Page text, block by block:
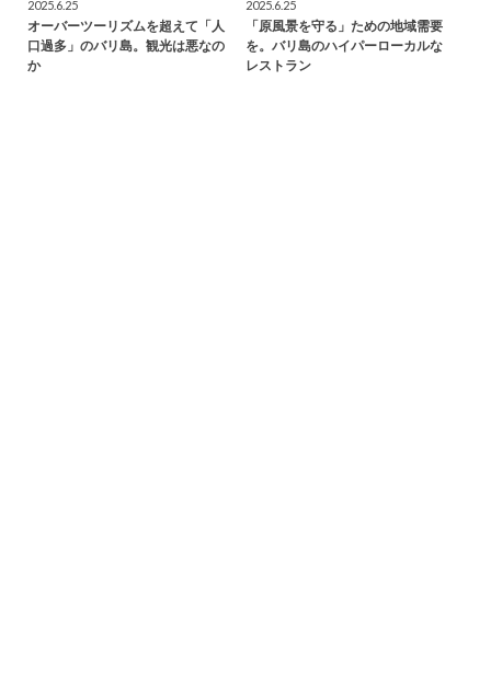
2025.6.25
オーバーツーリズムを超えて「人
口過多」のバリ島。観光は悪なの
か
2025.6.25
「原風景を守る」ための地域需要
を。バリ島のハイパーローカルな
レストラン